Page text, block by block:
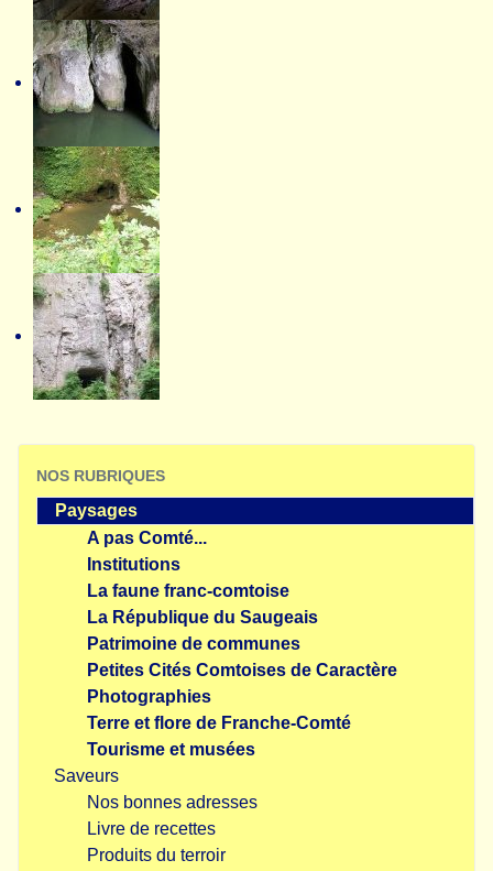
NOS RUBRIQUES
Paysages
A pas Comté...
Institutions
La faune franc-comtoise
La République du Saugeais
Patrimoine de communes
Petites Cités Comtoises de Caractère
Photographies
Terre et flore de Franche-Comté
Tourisme et musées
Saveurs
Nos bonnes adresses
Livre de recettes
Produits du terroir